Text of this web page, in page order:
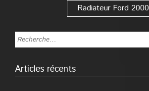
Radiateur Ford
Articles récents